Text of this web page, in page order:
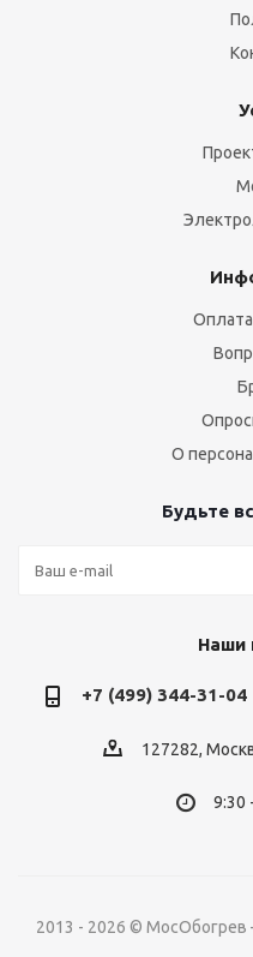
О
Будьте
Наши
+7 (499) 344-31-04
127282,
9:30
2013 - 2026 © МосОбогрев